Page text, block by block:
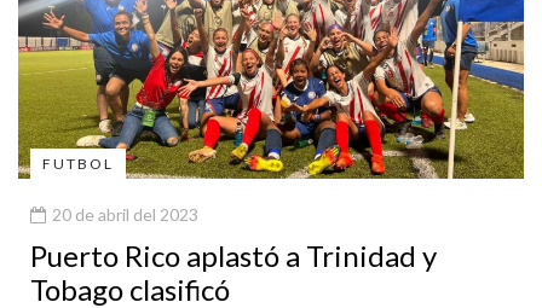
FUTBOL
20 de abril del 2023
Puerto Rico aplastó a Trinidad y
Tobago clasificó